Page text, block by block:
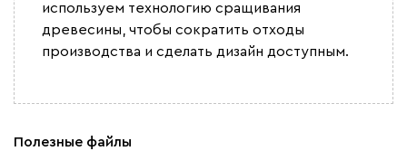
используем технологию сращивания
древесины, чтобы сократить отходы
производства и сделать дизайн доступным.
Полезные файлы